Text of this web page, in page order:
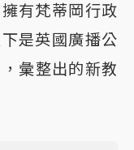
有梵蒂岡行政
是英國廣播公
彙整出的新教